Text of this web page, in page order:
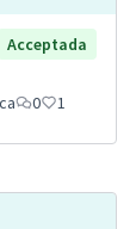
Acceptada
0 1